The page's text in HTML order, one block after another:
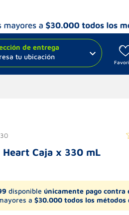
de entrega
tu ubicación
Caja x 330 mL
disponible únicamente pago contra
a $30.000 todos los métodos